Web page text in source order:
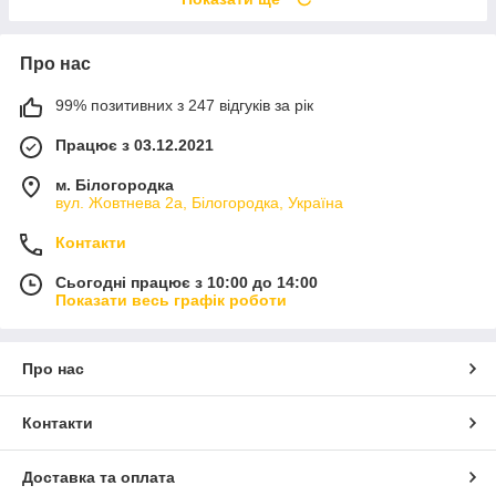
Про нас
99% позитивних з 247 відгуків за рік
Працює з 03.12.2021
м. Білогородка
вул. Жовтнева 2а, Білогородка, Україна
Контакти
Сьогодні працює з 10:00 до 14:00
Показати весь графік роботи
Про нас
Контакти
Доставка та оплата